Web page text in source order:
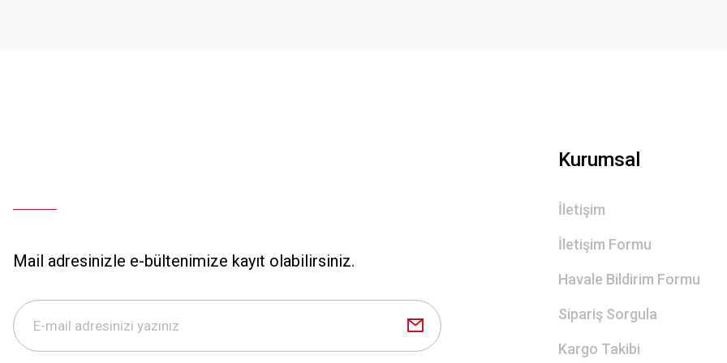
Mail adresinizle e-bültenimize kayıt olabilirsiniz.
Kurumsal
İletişim
İletişim Formu
Havale Bildirim Formu
Sipariş Sorgula
Kargo Takibi